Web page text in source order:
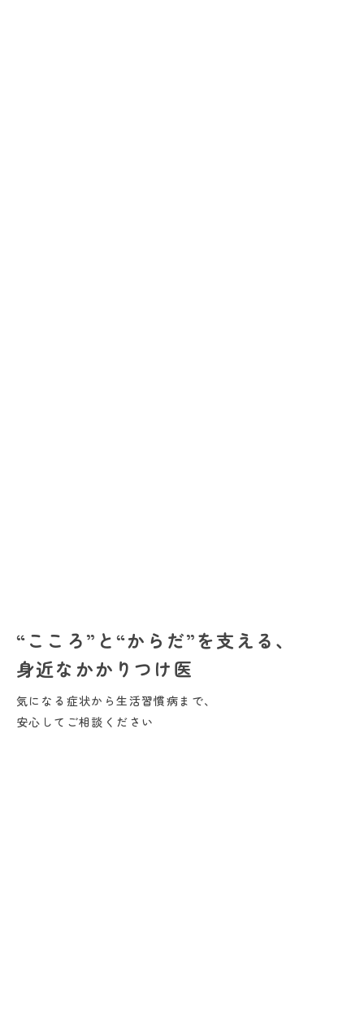
“こころ”と“からだ”を支える、
身近なかかりつけ医
気になる症状から生活習慣病まで、
安心してご相談ください